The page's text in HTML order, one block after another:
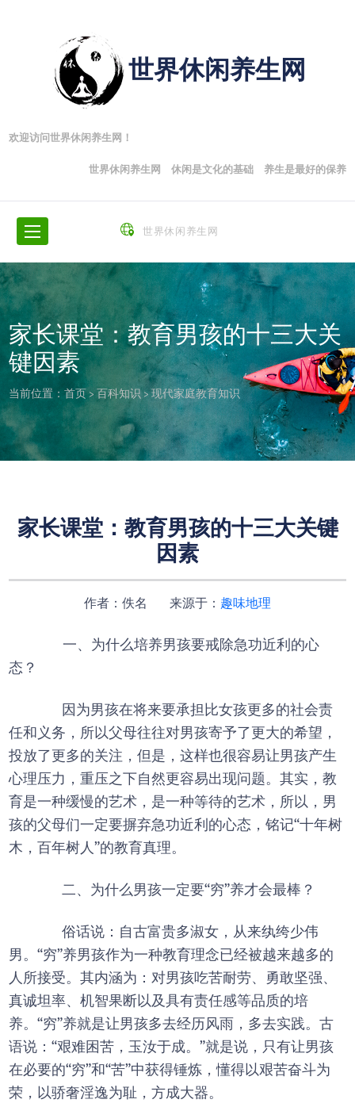
世界休闲养生网
欢迎访问世界休闲养生网！
世界休闲养生网 休闲是文化的基础 养生是最好的保养
世界休闲养生网
家长课堂：教育男孩的十三大关
键因素
当前位置：首页>百科知识>现代家庭教育知识
家长课堂：教育男孩的十三大关键
因素
作者：佚名 来源于： 趣味地理
一、为什么培养男孩要戒除急功近利的心
态？
因为男孩在将来要承担比女孩更多的社会责
任和义务，所以父母往往对男孩寄予了更大的希望，
投放了更多的关注，但是，这样也很容易让男孩产生
心理压力，重压之下自然更容易出现问题。其实，教
育是一种缓慢的艺术，是一种等待的艺术，所以，男
孩的父母们一定要摒弃急功近利的心态，铭记“十年树
木，百年树人”的教育真理。
二、为什么男孩一定要“穷”养才会最棒？
俗话说：自古富贵多淑女，从来纨绔少伟
男。“穷”养男孩作为一种教育理念已经被越来越多的
人所接受。其内涵为：对男孩吃苦耐劳、勇敢坚强、
真诚坦率、机智果断以及具有责任感等品质的培
养。“穷”养就是让男孩多去经历风雨，多去实践。古
语说：“艰难困苦，玉汝于成。”就是说，只有让男孩
在必要的“穷”和“苦”中获得锤炼，懂得以艰苦奋斗为
荣，以骄奢淫逸为耻，方成大器。